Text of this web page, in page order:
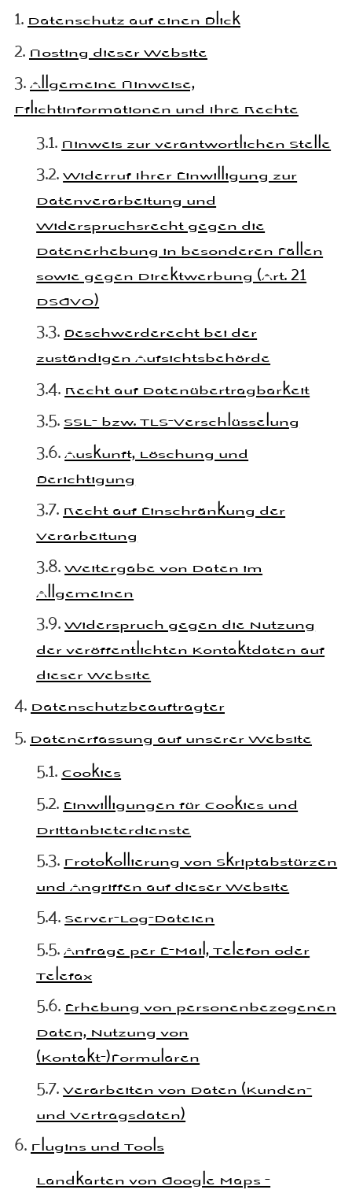
Datenschutz auf einen Blick
Hosting dieser Website
Allgemeine Hinweise,
Pflichtinformationen und Ihre Rechte
Hinweis zur verantwortlichen Stelle
Widerruf Ihrer Einwilligung zur
Datenverarbeitung und
Widerspruchsrecht gegen die
Datenerhebung in besonderen Fällen
sowie gegen Direktwerbung (Art. 21
DSGVO)
Beschwerderecht bei der
zuständigen Aufsichtsbehörde
Recht auf Datenübertragbarkeit
SSL- bzw. TLS-Verschlüsselung
Auskunft, Löschung und
Berichtigung
Recht auf Einschränkung der
Verarbeitung
Weitergabe von Daten im
Allgemeinen
Widerspruch gegen die Nutzung
der veröffentlichten Kontaktdaten auf
dieser Website
Datenschutzbeauftragter
Datenerfassung auf unserer Website
Cookies
Einwilligungen für Cookies und
Drittanbieterdienste
Protokollierung von Skriptabstürzen
und Angriffen auf dieser Website
Server-Log-Dateien
Anfrage per E-Mail, Telefon oder
Telefax
Erhebung von personenbezogenen
Daten, Nutzung von
(Kontakt-)Formularen
Verarbeiten von Daten (Kunden-
und Vertragsdaten)
Plugins und Tools
Landkarten von Google Maps -